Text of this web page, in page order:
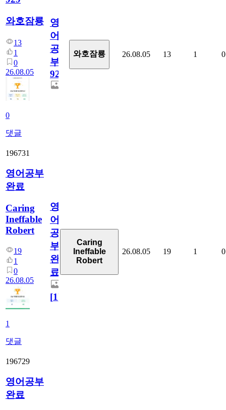
와호잠룡
13
1
0
26.08.05
0
댓글
영
어
공
부
929
와호잠룡 26.08.05 13 1 0
196731
영어공부
완료
Caring
Ineffable
Robert
19
1
0
26.08.05
1
댓글
영
어
공
부
완
료
[1]
Caring
Ineffable
Robert
26.08.05 19 1 0
196729
영어공부
완료